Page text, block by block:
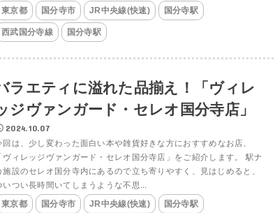
東京都 国分寺市 JR中央線(快速) 国分寺駅
西武国分寺線 国分寺駅
ラエティに溢れた品揃え！「ヴィレ
ジヴァンガード・セレオ国分寺店」
2024.10.07
回は、少し変わった面白い本や雑貨好きな方におすすめなお店、
ヴィレッジヴァンガード・セレオ国分寺店」をご紹介します。 駅ナ
施設のセレオ国分寺内にあるので立ち寄りやすく、見はじめると、
いつい長時間いてしまうような不思...
東京都 国分寺市 JR中央線(快速) 国分寺駅